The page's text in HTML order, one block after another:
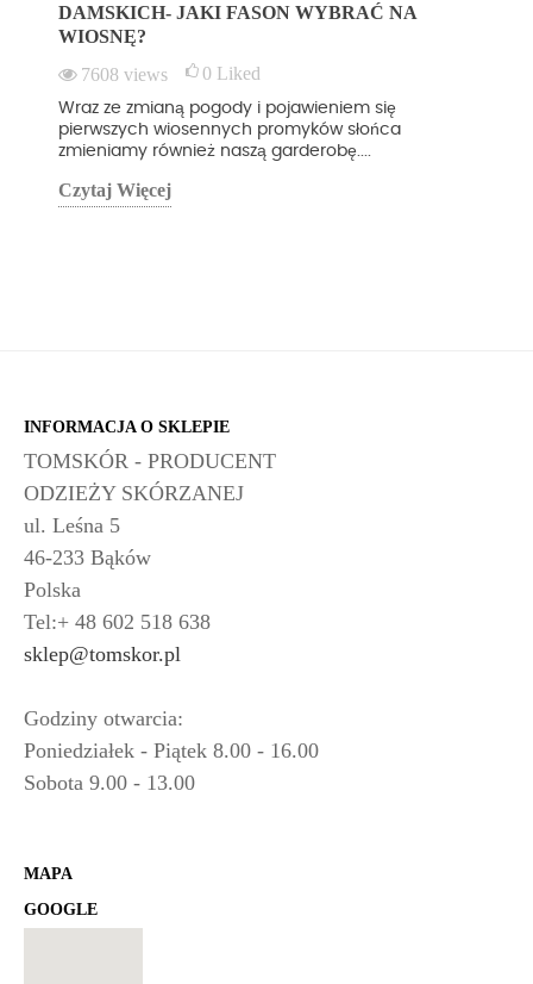
DAMSKICH- JAKI FASON WYBRAĆ NA
WIOSNĘ?
7608 views 0 Liked
Wraz ze zmianą pogody i pojawieniem się
pierwszych wiosennych promyków słońca
zmieniamy również naszą garderobę....
Czytaj Więcej
INFORMACJA O SKLEPIE
TOMSKÓR - PRODUCENT
ODZIEŻY SKÓRZANEJ
ul. Leśna 5
46-233 Bąków
Polska
Tel:+ 48 602 518 638
sklep@tomskor.pl
Godziny otwarcia:
Poniedziałek - Piątek 8.00 - 16.00
Sobota 9.00 - 13.00
MAPA
GOOGLE